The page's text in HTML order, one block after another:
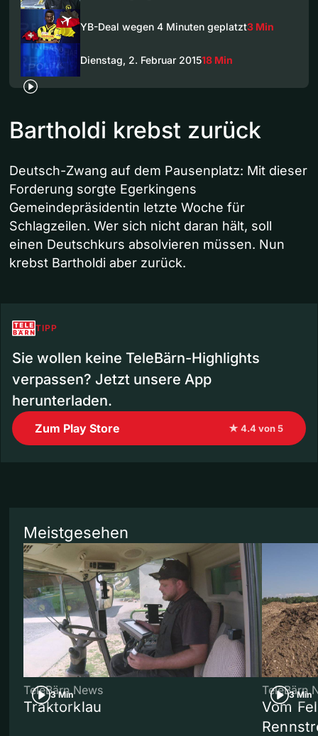
YB-Deal wegen 4 Minuten geplatzt3 Min
Dienstag, 2. Februar 201518 Min
Bartholdi krebst zurück
Deutsch-Zwang auf dem Pausenplatz: Mit dieser
Forderung sorgte Egerkingens
Gemeindepräsidentin letzte Woche für
Schlagzeilen. Wer sich nicht daran hält, soll
einen Deutschkurs absolvieren müssen. Nun
krebst Bartholdi aber zurück.
TIPP
Sie wollen keine TeleBärn-Highlights
verpassen? Jetzt unsere App
herunterladen.
Zum Play Store ★ 4.4 von 5
Meistgesehen
3 Min
TeleBärn News
Traktorklau
3 Min
TeleBärn
Vom